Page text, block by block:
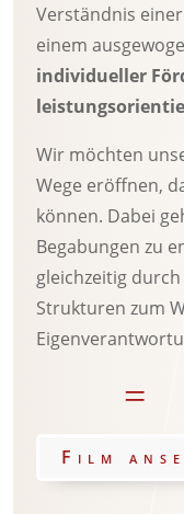
Verständnis
einem
individueller
Wir möchten
Wege eröffnen,
können. Dabei
Begabungen zu
gleichzeitig
Strukturen zum
=
Film